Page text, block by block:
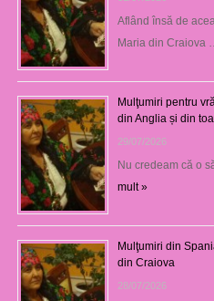
Aflând însă de
Maria din Craiova …
Mulţumiri pentru
din Anglia și din
29/07/2026
Nu credeam că o
mult »
Mulţumiri din
din Craiova
28/07/2026